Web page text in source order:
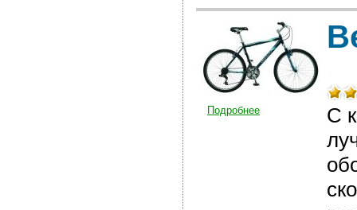
Подробнее
С